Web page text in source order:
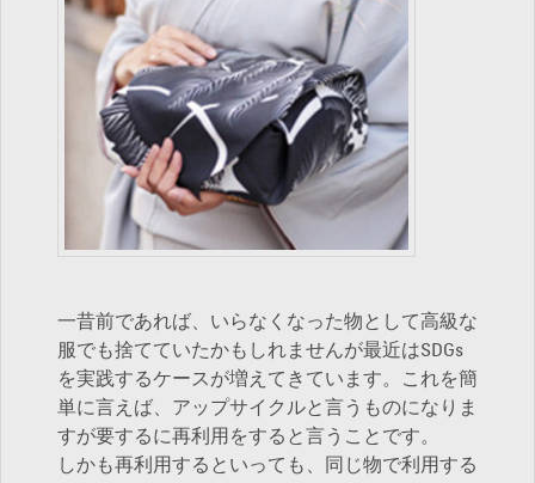
一昔前であれば、いらなくなった物として高級な
服でも捨てていたかもしれませんが最近はSDGs
を実践するケースが増えてきています。これを簡
単に言えば、アップサイクルと言うものになりま
すが要するに再利用をすると言うことです。
しかも再利用するといっても、同じ物で利用する